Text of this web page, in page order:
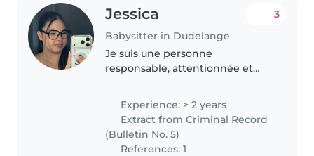
Jessica
Babysitter in Dudelange
3
Je suis une personne
responsable, attentionnée et
étudiante dans une école pour
éducateurs. J’ai toujours aimé
travailler avec les enfants, et mes
études ont..
Experience: > 2 years
Extract from Criminal Record
(Bulletin No. 5)
References: 1